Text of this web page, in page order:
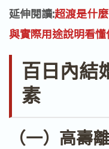
延伸閱讀:超渡是什
與實際用途說明看
百日內結
素
（一）高壽